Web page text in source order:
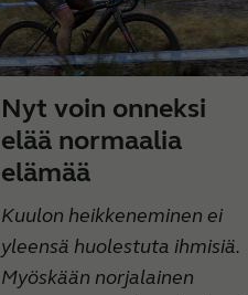
Nyt voin onneksi
elää normaalia
elämää
Kuulon heikkeneminen ei
yleensä huolestuta ihmisiä.
Myöskään norjalainen